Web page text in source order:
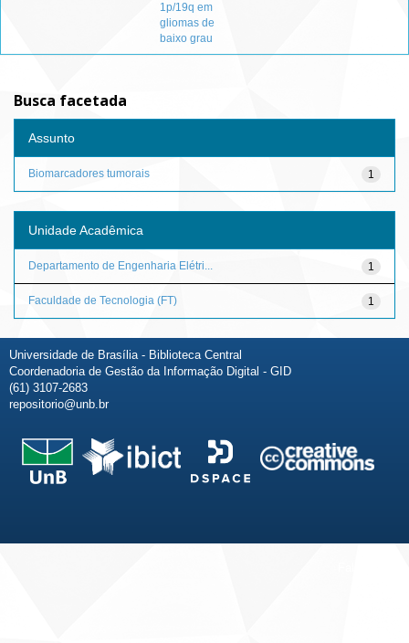
1p/19q em
gliomas de
baixo grau
Busca facetada
Assunto
1
Biomarcadores tumorais
Unidade Acadêmica
1
Departamento de Engenharia Elétri...
1
Faculdade de Tecnologia (FT)
Universidade de Brasília - Biblioteca Central
Coordenadoria de Gestão da Informação Digital - GID
(61) 3107-2683
repositorio@unb.br